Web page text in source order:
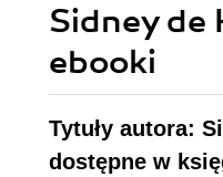
Sidney de
ebooki
Tytuły autora:
dostępne w